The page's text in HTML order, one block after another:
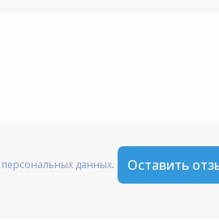
персональных данных. Оставить